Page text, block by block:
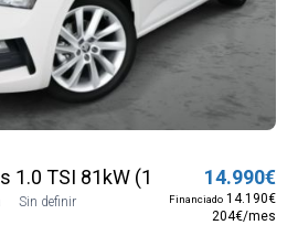
1.0 TSI 81kW (110 CV)
Sin definir
14.990€
Financiado 14.190€
204€/mes